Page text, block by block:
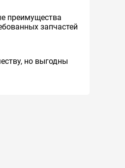
преимущества
запчастей
но выгодны